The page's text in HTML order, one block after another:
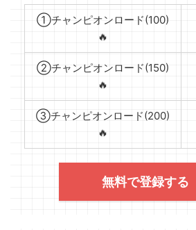
①チャンピオンロード(100)
🔥
②チャンピオンロード(150)
🔥
③チャンピオンロード(200)
🔥
無料で登録する